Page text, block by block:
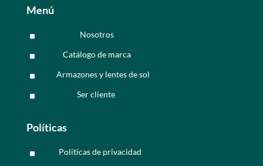
Menú
^ Nosotros
^ Catálogo de marca
^ Armazones y lentes de sol
^ Ser cliente
Políticas
^ Politicas de privacidad